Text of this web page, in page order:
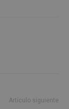
Artículo siguiente